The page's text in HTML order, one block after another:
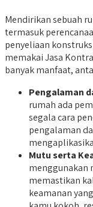
Mendirikan sebuah
termasuk
penyeliaan
memakai Jasa
banyak manfaat,
Pengalaman
rumah ada
segala cara
pengalaman
Mutu serta
menggunakan
memastikan
keamanan